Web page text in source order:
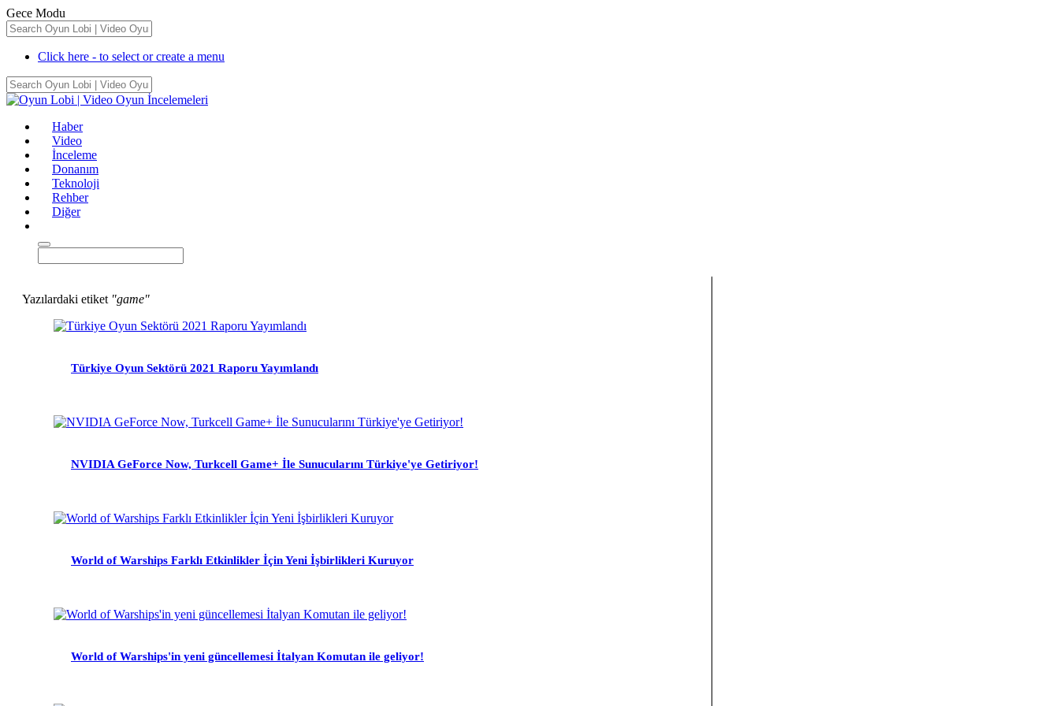
Gece Modu
Click here - to select or create a menu
Haber
Video
İnceleme
Donanım
Teknoloji
Rehber
Diğer
Yazılardaki etiket "game"
Türkiye Oyun Sektörü 2021 Raporu Yayımlandı
NVIDIA GeForce Now, Turkcell Game+ İle Sunucularını Türkiye'ye Getiriyor!
World of Warships Farklı Etkinlikler İçin Yeni İşbirlikleri Kuruyor
World of Warships'in yeni güncellemesi İtalyan Komutan ile geliyor!